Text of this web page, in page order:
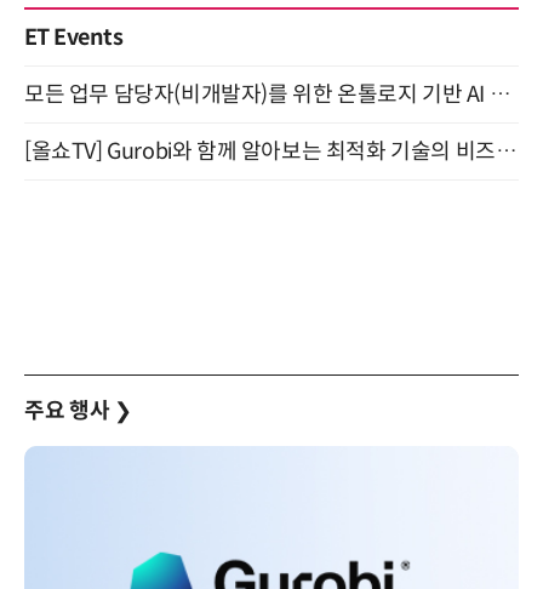
ET Events
모든 업무 담당자(비개발자)를 위한 온톨로지 기반 AI 지식체계 설계 1-day 워크숍 8월 20일 개최
[올쇼TV] Gurobi와 함께 알아보는 최적화 기술의 비즈니스 활용 (8월 20일 생방송)
주요 행사 ❯